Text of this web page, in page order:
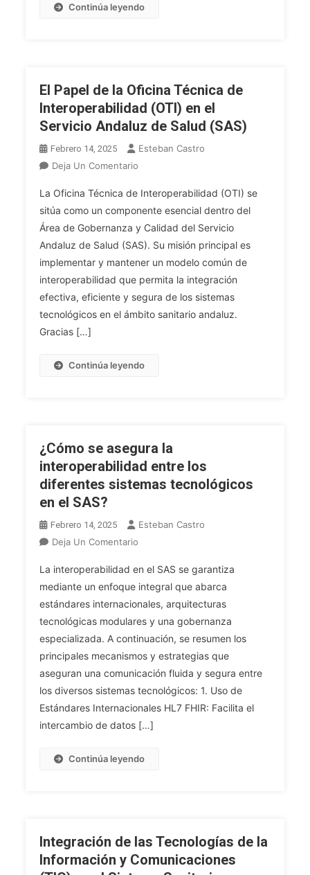
Salud
Continúa leyendo
El Papel de la Oficina Técnica de
Interoperabilidad (OTI) en el
Servicio Andaluz de Salud (SAS)
Febrero 14, 2025
Esteban Castro
Deja Un Comentario
Papel
De
La
Oficina
Técnica
De
Interoperabilidad
(OTI)
Andaluz
La Oficina Técnica de Interoperabilidad (OTI) se
sitúa como un componente esencial dentro del
Área de Gobernanza y Calidad del Servicio
Andaluz de Salud (SAS). Su misión principal es
implementar y mantener un modelo común de
interoperabilidad que permita la integración
efectiva, eficiente y segura de los sistemas
tecnológicos en el ámbito sanitario andaluz.
Gracias […]
Continúa leyendo
¿Cómo se asegura la
interoperabilidad entre los
diferentes sistemas tecnológicos
en el SAS?
Febrero 14, 2025
Esteban Castro
Deja Un Comentario
Se
Asegura
La
Interoperabilidad
Entre
Los
Diferentes
Sistemas
Tecnológicos
El
La interoperabilidad en el SAS se garantiza
mediante un enfoque integral que abarca
estándares internacionales, arquitecturas
tecnológicas modulares y una gobernanza
especializada. A continuación, se resumen los
principales mecanismos y estrategias que
aseguran una comunicación fluida y segura entre
los diversos sistemas tecnológicos: 1. Uso de
Estándares Internacionales HL7 FHIR: Facilita el
intercambio de datos […]
Continúa leyendo
Integración de las Tecnologías de la
Información y Comunicaciones